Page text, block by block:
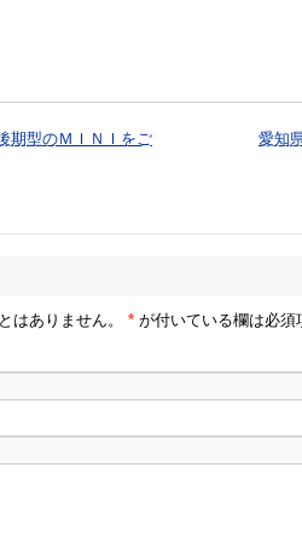
期型のＭＩＮＩをご
愛知
はありません。 * が付いている欄は必須